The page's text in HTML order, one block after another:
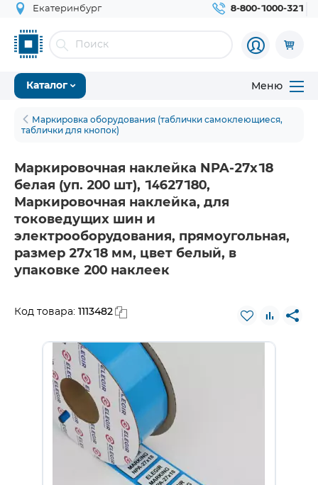
Екатеринбург 8-800-1000-321
Каталог Меню
Маркировка оборудования (таблички самоклеющиеся,
таблички для кнопок)
Маркировочная наклейка NPA-27х18
белая (уп. 200 шт), 14627180,
Маркировочная наклейка, для
токоведущих шин и
электрооборудования, прямоугольная,
размер 27х18 мм, цвет белый, в
упаковке 200 наклеек
Код товара: 1113482